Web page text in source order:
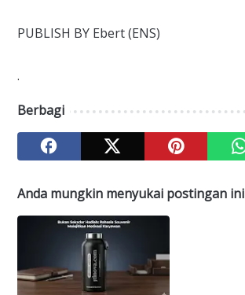
PUBLISH BY Ebert (ENS)
.
Berbagi
Anda mungkin menyukai postingan ini